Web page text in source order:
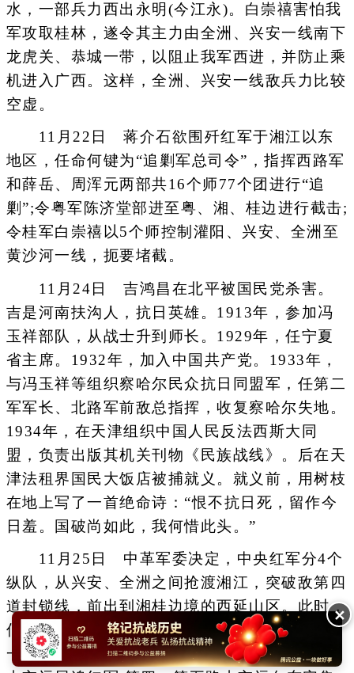
水，一部兵力西出永明(今江永)。白崇禧害怕我
军攻取桂林，遂令其主力由全洲、兴安一线南下
龙虎关、恭城一带，以阻止我军西进，并防止乘
机进入广西。这样，全洲、兴安一线敌兵力比较
空虚。
11月22日 蒋介石欲围歼红军于湘江以东
地区，任命何键为“追剿军总司令”，指挥西路军
和薛岳、周浑元两部共16个师77个团进行“追
剿”;令粤军陈济堂部进至粤、湘、桂边进行截击;
令桂军白崇禧以5个师控制灌阳、兴安、全洲至
黄沙河一线，扼要堵截。
11月24日 吉鸿昌在北平被国民党杀害。
吉是河南扶沟人，抗日英雄。1913年，参加冯
玉祥部队，从战士升到师长。1929年，任宁夏
省主席。1932年，加入中国共产党。1933年，
与冯玉祥等组织察哈尔民众抗日同盟军，任第二
军军长、北路军前敌总指挥，收复察哈尔失地。
1934年，在天津组织中国人民反法西斯大同
盟，负责出版其机关刊物《民族战线》。后在天
津法租界国民大饭店被捕就义。就义前，用树枝
在地上写了一首绝命诗：“恨不抗日死，留作今
日羞。国破尚如此，我何惜此头。”
11月25日 中革军委决定，中央红军分4个
纵队，从兴安、全洲之间抢渡湘江，突破敌第四
道封锁线，前出到湘桂边境的西延山区。此时，
何键也令其第一路2个师由东安进至全洲、咸水
一线;第二路一部进至零陵、黄沙河一线;第三路
✕